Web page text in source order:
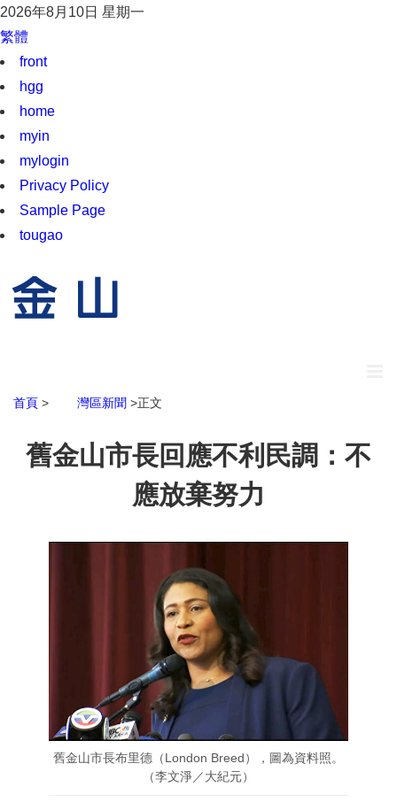
2026年8月10日 星期一
繁體
front
hgg
home
myin
mylogin
Privacy Policy
Sample Page
tougao
首頁 > 灣區新聞 >正文
舊金山市長回應不利民調：不
應放棄努力
舊金山市長布里德（London Breed），圖為資料照。
（李文淨／大紀元）